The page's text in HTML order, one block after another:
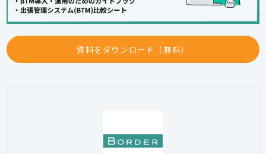
資料をダウンロード（無料）